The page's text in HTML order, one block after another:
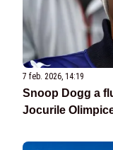
7 feb. 2026, 14:19
Snoop Dogg a
Jocurile